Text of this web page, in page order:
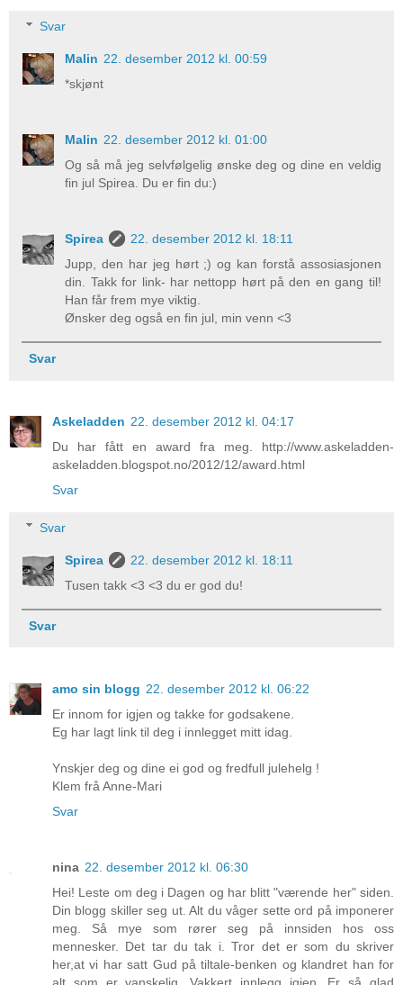
Svar
Malin 22. desember 2012 kl. 00:59
*skjønt
Malin 22. desember 2012 kl. 01:00
Og så må jeg selvfølgelig ønske deg og dine en veldig
fin jul Spirea. Du er fin du:)
Spirea
22. desember 2012 kl. 18:11
Jupp, den har jeg hørt ;) og kan forstå assosiasjonen
din. Takk for link- har nettopp hørt på den en gang til!
Han får frem mye viktig.
Ønsker deg også en fin jul, min venn <3
Svar
Askeladden 22. desember 2012 kl. 04:17
Du har fått en award fra meg. http://www.askeladden-
askeladden.blogspot.no/2012/12/award.html
Svar
Svar
Spirea
22. desember 2012 kl. 18:11
Tusen takk <3 <3 du er god du!
Svar
amo sin blogg 22. desember 2012 kl. 06:22
Er innom for igjen og takke for godsakene.
Eg har lagt link til deg i innlegget mitt idag.
Ynskjer deg og dine ei god og fredfull julehelg !
Klem frå Anne-Mari
Svar
nina 22. desember 2012 kl. 06:30
Hei! Leste om deg i Dagen og har blitt "værende her" siden.
Din blogg skiller seg ut. Alt du våger sette ord på imponerer
meg. Så mye som rører seg på innsiden hos oss
mennesker. Det tar du tak i. Tror det er som du skriver
her,at vi har satt Gud på tiltale-benken og klandret han for